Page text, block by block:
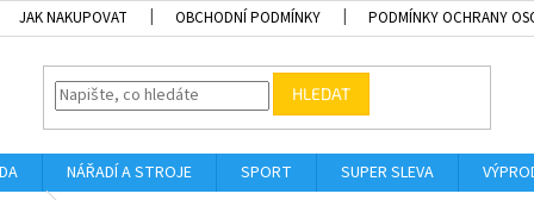
JAK NAKUPOVAT OBCHODNÍ PODMÍNKY PODMÍNKY OCHRANY
HLEDAT
NÁŘADÍ A STROJE SPORT SUPER SLEVA